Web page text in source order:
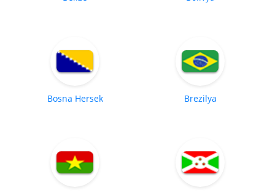
Bosna Hersek Brezilya